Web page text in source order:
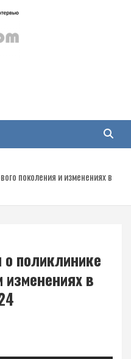
война
события в Новороссии, ДНР,
поколения и изменениях в
поликлинике
изменениях в